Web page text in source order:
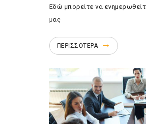
Εδώ μπορείτε να
μας
ΠΕΡΙΣΣΟΤΕΡΑ